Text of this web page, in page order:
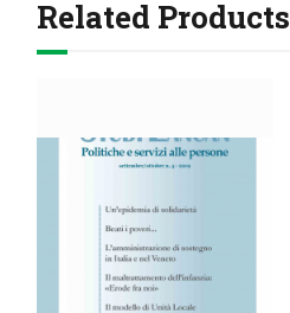
Related Products